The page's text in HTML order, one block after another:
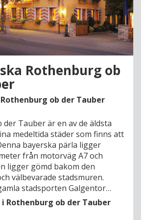
stämningen och låta sig
mellan de pittoreska
centrala torg
m) är en perfekt utgångspunkt
sin rundtur på egen hand.
nära
gör det också enkelt att nå
övriga stora sevärdheter. I
kan man uppleva en historisk
till att staden finns
världsarvslista. I Nürnberg (83
sydtyska traditionerna
bratwurst och tusen års historia.
optimistisk med att avsätta tid
bilsemester för i romantiska
Tauber finns det verkligen
om på vykorten till dem där
Rothenburg ob
ob der Tauber
Tauber är en av de äldsta
medeltida städer som finns att
bayerska pärla ligger
från motorväg A7 och
ligger gömd bakom den
välbevarade stadsmuren.
stadsporten Galgentor
Rothenburg ob der Tauber,
gjort ända sedan år 1603. Ett
Rothenburg ob der Tauber